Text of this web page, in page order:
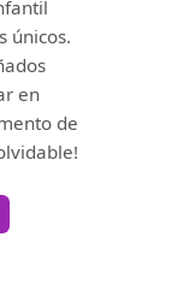
únicos.
en
de